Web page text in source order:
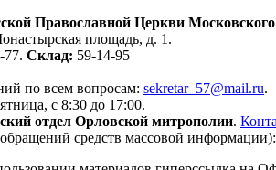
Православной Церкви
площадь, д. 1.
77. Склад: 59-14-95
по всем вопросам: sekretar_57@mail.ru.
с 8:30 до 17:00.
отдел Орловской митрополии.
средств массовой информации):